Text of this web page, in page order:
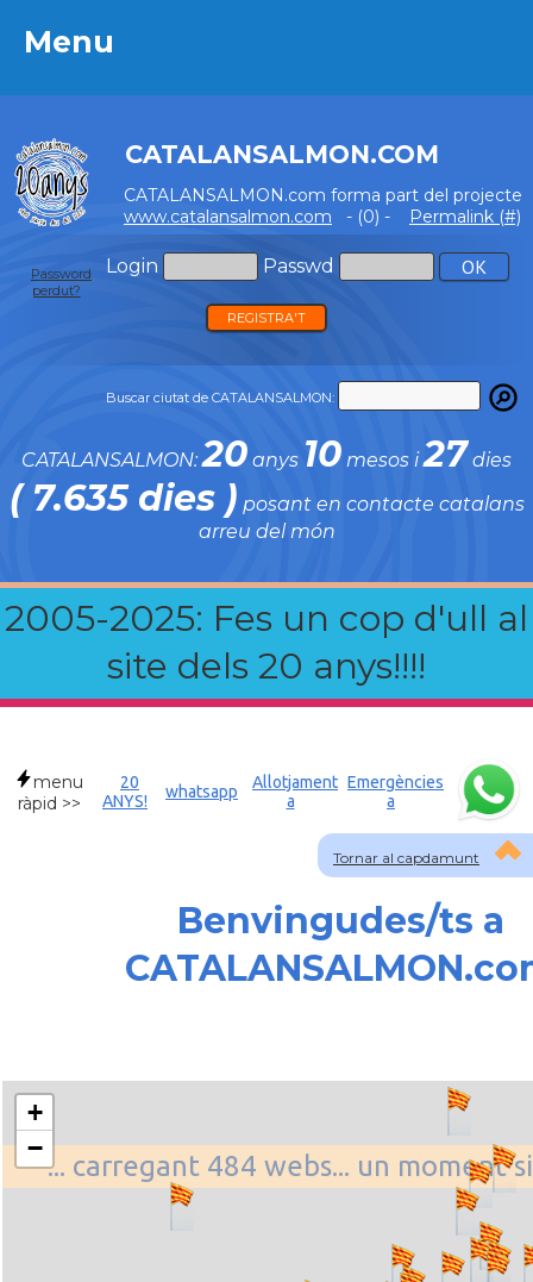
Menu
CATALANSALMON.COM
CATALANSALMON.com forma part del projecte
www.catalansalmon.com - (0) - Permalink (#)
Login Passwd
Password
perdut?
REGISTRA'T
Buscar ciutat de CATALANSALMON:
CATALANSALMON:20 anys 10 mesos i27 dies
( 7.635 dies ) posant en contacte catalans
arreu del món
2005-2025: Fes un cop d'ull al
site dels 20 anys!!!!
Menu
Tornar al capdamunt
menu
ràpid >>
20
ANYS!
whatsapp
Allotjament
a
Emergències
a
Benvingudes/ts a
... carregant 484 webs... un moment
+
−